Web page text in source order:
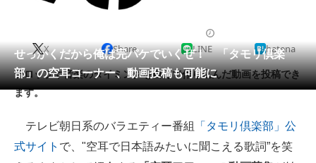
会員記事
メディア
ITの今と未来を見通す
せっかくだから俺は完パケでいくぜ！ 「タモリ倶楽
部」の空耳コーナー、動画投稿も可能に
X Share LINE hatena
テロップや音楽のタイミングを自分で作り込んだ動画を投稿でき
ます。
テレビ朝日系のバラエティー番組
「タモリ倶楽部」公
式サイト で、"空耳で日本語みたいに聞こえる歌詞”を笑